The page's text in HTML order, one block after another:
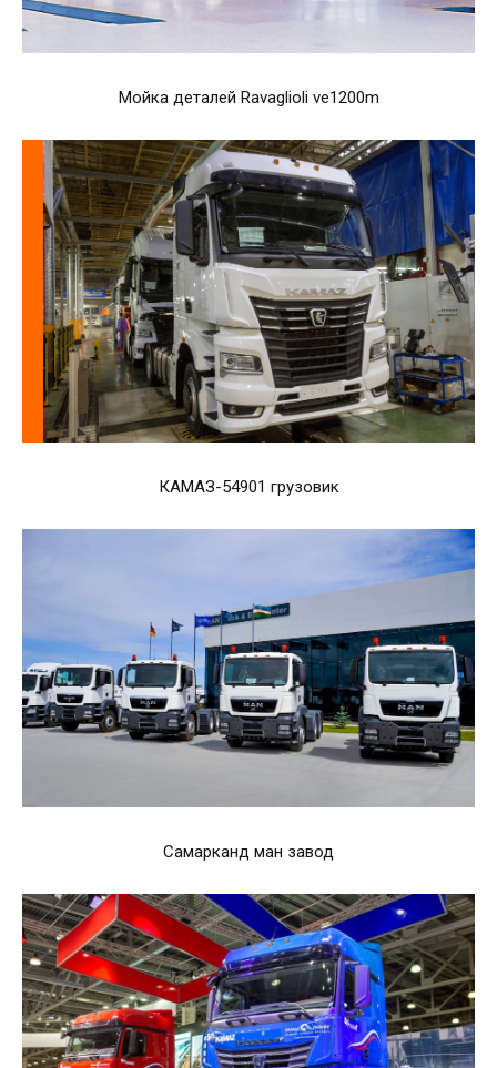
Мойка деталей Ravaglioli ve1200m
КАМАЗ-54901 грузовик
Самарканд ман завод